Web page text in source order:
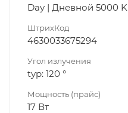
Day | Дневной 5000 K
ШтрихКод
4630033675294
Угол излучения
typ: 120 °
Мощность (прайс)
17 Вт